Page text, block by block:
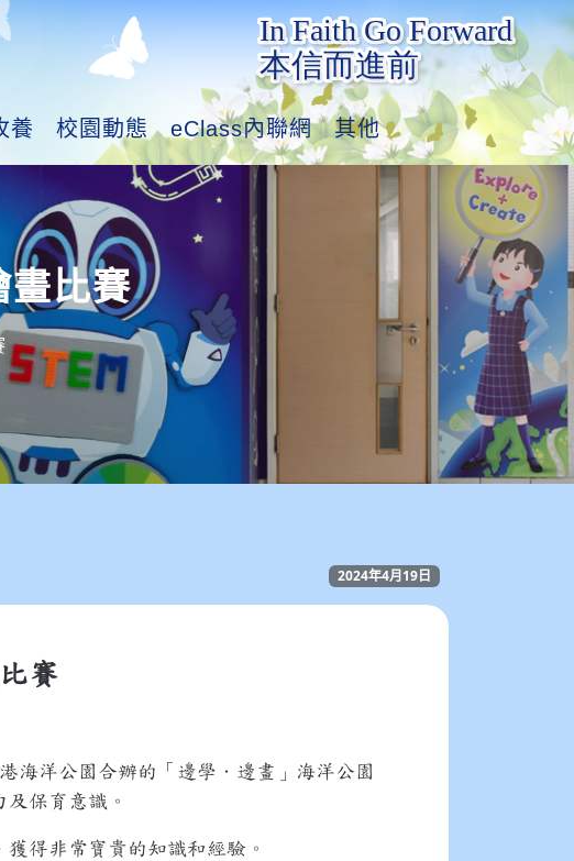
養 校園動態 eClass內聯網 其他
畫比賽
2024年4月19日
賽
海洋公園合辦的「邊學．邊畫」海洋公園
保育意識。
得非常寶貴的知識和經驗。